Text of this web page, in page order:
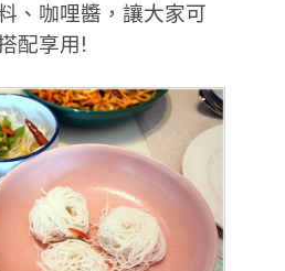
、咖哩醬，讓大家可
配享用!